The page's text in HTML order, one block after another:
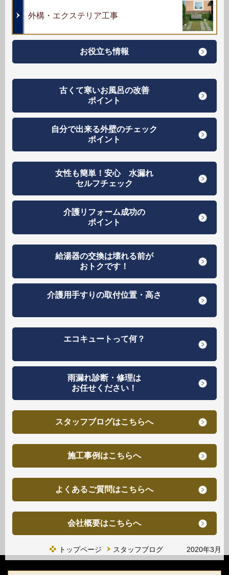
外構・エクステリア工事
お役立ち情報
古くて寒いお風呂の改善
ポイント
自分で出来る外壁のチェック
ポイント
女性も簡単！安心 水漏れ
セルフチェック
介護リフォーム成功の
ポイント
給湯器の交換は壊れる前が
おトクです！
介護用手すりの取付位置・高さ
エコキュートって何？
雨漏れ診断・修理は
お任せください！
スタッフブログはこちらへ
施工事例はこちらへ
よくあるご質問はこちらへ
会社概要はこちらへ
トップページ スタッフブログ 2020年3月